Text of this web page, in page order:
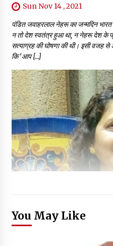
Sun Nov 14 , 2021
पंडित जवाहरलाल नेहरू का जन्मदिन
न तो देश स्वतंत्र हुआ था, न नेहरू देश के
सत्याग्रह की घोषणा की थी। इसी वजह
कि ‘आप […]
You May Like